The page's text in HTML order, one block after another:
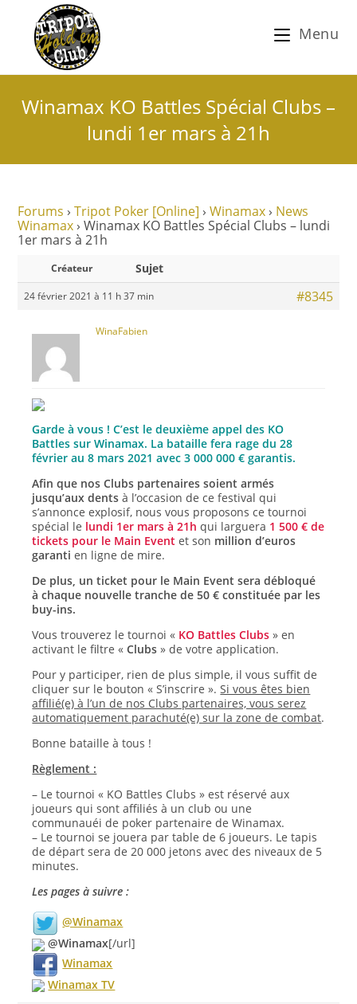
Menu
Winamax KO Battles Spécial Clubs –
lundi 1er mars à 21h
Forums › Tripot Poker [Online] › Winamax › News
Winamax › Winamax KO Battles Spécial Clubs – lundi
1er mars à 21h
Créateur Sujet
24 février 2021 à 11 h 37 min #8345
WinaFabien
Garde à vous ! C’est le deuxième appel des KO
Battles sur Winamax. La bataille fera rage du 28
février au 8 mars 2021 avec 3 000 000 € garantis.
Afin que nos Clubs partenaires soient armés
jusqu’aux dents à l’occasion de ce festival qui
s’annonce explosif, nous vous proposons ce tournoi
spécial le lundi 1er mars à 21h qui larguera 1 500 € de
tickets pour le Main Event et son million d’euros
garanti en ligne de mire.
De plus, un ticket pour le Main Event sera débloqué
à chaque nouvelle tranche de 50 € constituée par les
buy-ins.
Vous trouverez le tournoi « KO Battles Clubs » en
activant le filtre «Clubs » de votre application.
Pour y participer, rien de plus simple, il vous suffit de
cliquer sur le bouton « S’inscrire ».Si vous êtes bien
affilié(e) à l’un de nos Clubs partenaires, vous serez
automatiquement parachuté(e) sur la zone de combat.
Bonne bataille à tous !
Règlement :
– Le tournoi « KO Battles Clubs » est réservé aux
joueurs qui sont affiliés à un club ou une
communauéi de poker partenaire de Winamax.
– Le tournoi se jouera par table de 6 joueurs. Le tapis
de départ sera de 20 000 jetons avec des niveaux de 5
minutes.
Les pages à suivre :
@Winamax
@Winamax[/url]
Winamax
Winamax TV